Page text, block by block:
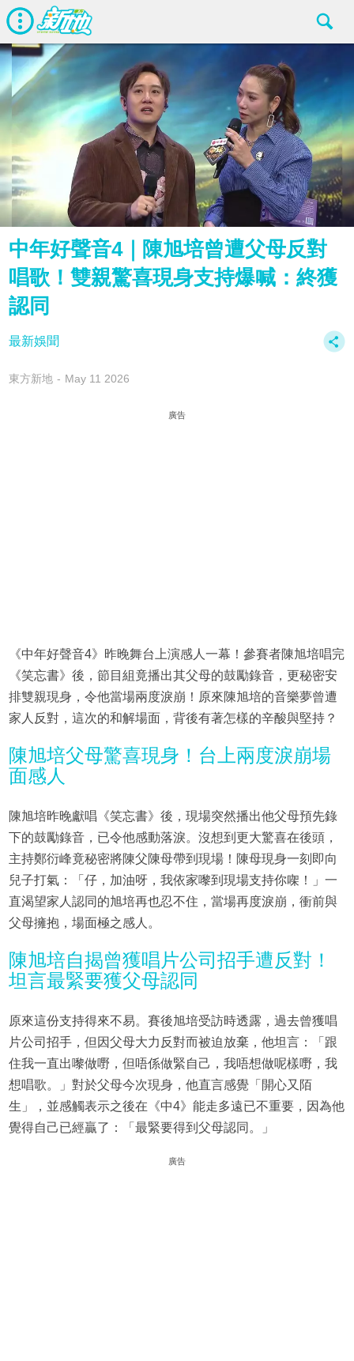
中年好聲音4｜陳旭培曾遭父母反對
唱歌！雙親驚喜現身支持爆喊：終獲
認同
最新娛聞
東方新地 May 11 2026
廣告
《中年好聲音4》昨晚舞台上演感人一幕！參賽者陳旭培唱完
《笑忘書》後，節目組竟播出其父母的鼓勵錄音，更秘密安
排雙親現身，令他當場兩度淚崩！原來陳旭培的音樂夢曾遭
家人反對，這次的和解場面，背後有著怎樣的辛酸與堅持？
陳旭培父母驚喜現身！台上兩度淚崩場
面感人
陳旭培昨晚獻唱《笑忘書》後，現場突然播出他父母預先錄
下的鼓勵錄音，已令他感動落淚。沒想到更大驚喜在後頭，
主持鄭衍峰竟秘密將陳父陳母帶到現場！陳母現身一刻即向
兒子打氣：「仔，加油呀，我依家嚟到現場支持你㗎！」一
直渴望家人認同的旭培再也忍不住，當場再度淚崩，衝前與
父母擁抱，場面極之感人。
陳旭培自揭曾獲唱片公司招手遭反對！
坦言最緊要獲父母認同
原來這份支持得來不易。賽後旭培受訪時透露，過去曾獲唱
片公司招手，但因父母大力反對而被迫放棄，他坦言：「跟
住我一直出嚟做嘢，但唔係做緊自己，我唔想做呢樣嘢，我
想唱歌。」對於父母今次現身，他直言感覺「開心又陌
生」，並感觸表示之後在《中4》能走多遠已不重要，因為他
覺得自己已經贏了：「最緊要得到父母認同。」
廣告